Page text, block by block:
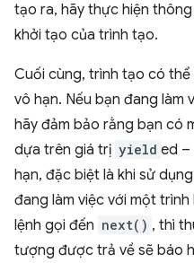
tạo ra, hãy thực hiện
khởi tạo của trình tạo.
Cuối cùng, trình tạo có
vô hạn. Nếu bạn đang làm
hãy đảm bảo rằng bạn có
dựa trên giá trị yield ed –
hạn, đặc biệt là khi sử dụng
đang làm việc với một
lệnh gọi đến next() , thì
tượng được trả về sẽ báo